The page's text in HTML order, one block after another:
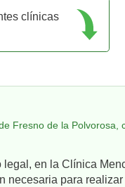
clínicas
Fresno de la Polvorosa,
en la Clínica
necesaria para realizar